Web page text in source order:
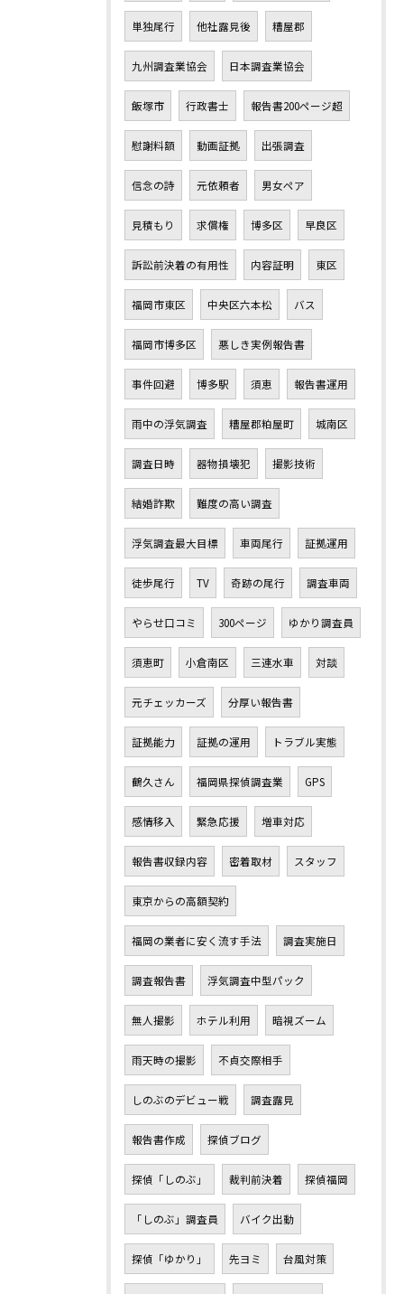
単独尾行 他社露見後 糟屋郡
九州調査業協会 日本調査業協会
飯塚市 行政書士 報告書200ページ超
慰謝料額 動画証拠 出張調査
信念の詩 元依頼者 男女ペア
見積もり 求償権 博多区 早良区
訴訟前決着の有用性 内容証明 東区
福岡市東区 中央区六本松 バス
福岡市博多区 悪しき実例報告書
事件回避 博多駅 須恵 報告書運用
雨中の浮気調査 糟屋郡粕屋町 城南区
調査日時 器物損壊犯 撮影技術
結婚詐欺 難度の高い調査
浮気調査最大目標 車両尾行 証拠運用
徒歩尾行 TV 奇跡の尾行 調査車両
やらせ口コミ 300ページ ゆかり調査員
須恵町 小倉南区 三連水車 対談
元チェッカーズ 分厚い報告書
証拠能力 証拠の運用 トラブル実態
鶴久さん 福岡県探偵調査業 GPS
感情移入 緊急応援 増車対応
報告書収録内容 密着取材 スタッフ
東京からの高額契約
福岡の業者に安く流す手法 調査実施日
調査報告書 浮気調査中型パック
無人撮影 ホテル利用 暗視ズーム
雨天時の撮影 不貞交際相手
しのぶのデビュー戦 調査露見
報告書作成 探偵ブログ
探偵「しのぶ」 裁判前決着 探偵福岡
「しのぶ」調査員 バイク出動
探偵「ゆかり」 先ヨミ 台風対策